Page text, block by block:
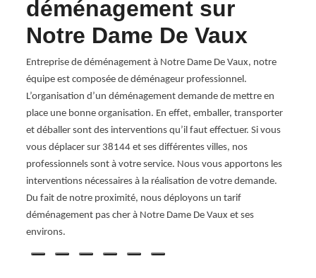
déménagement sur
Notre Dame De Vaux
Entreprise de déménagement à Notre Dame De Vaux, notre
équipe est composée de déménageur professionnel.
L’organisation d’un déménagement demande de mettre en
place une bonne organisation. En effet, emballer, transporter
et déballer sont des interventions qu’il faut effectuer. Si vous
vous déplacer sur 38144 et ses différentes villes, nos
professionnels sont à votre service. Nous vous apportons les
interventions nécessaires à la réalisation de votre demande.
Du fait de notre proximité, nous déployons un tarif
déménagement pas cher à Notre Dame De Vaux et ses
environs.